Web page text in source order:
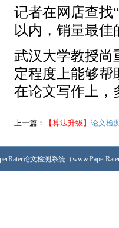
记者在网店查找“
以内，销量最佳
武汉大学教授尚
定程度上能够
在论文写作上，
上一篇： 【算法升级】 论文检
论文检测系统（